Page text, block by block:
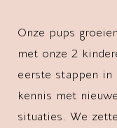
Onze pups
met onze 2
eerste stappen
kennis met
situaties. We